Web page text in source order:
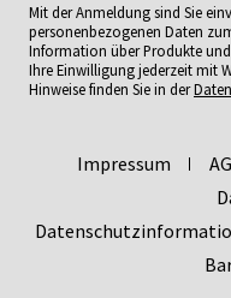
Mit der Anmeldung sind Sie
personenbezogenen Daten
Information über Produkte
Ihre Einwilligung jederzeit mit
Hinweise finden Sie in der
Impressum